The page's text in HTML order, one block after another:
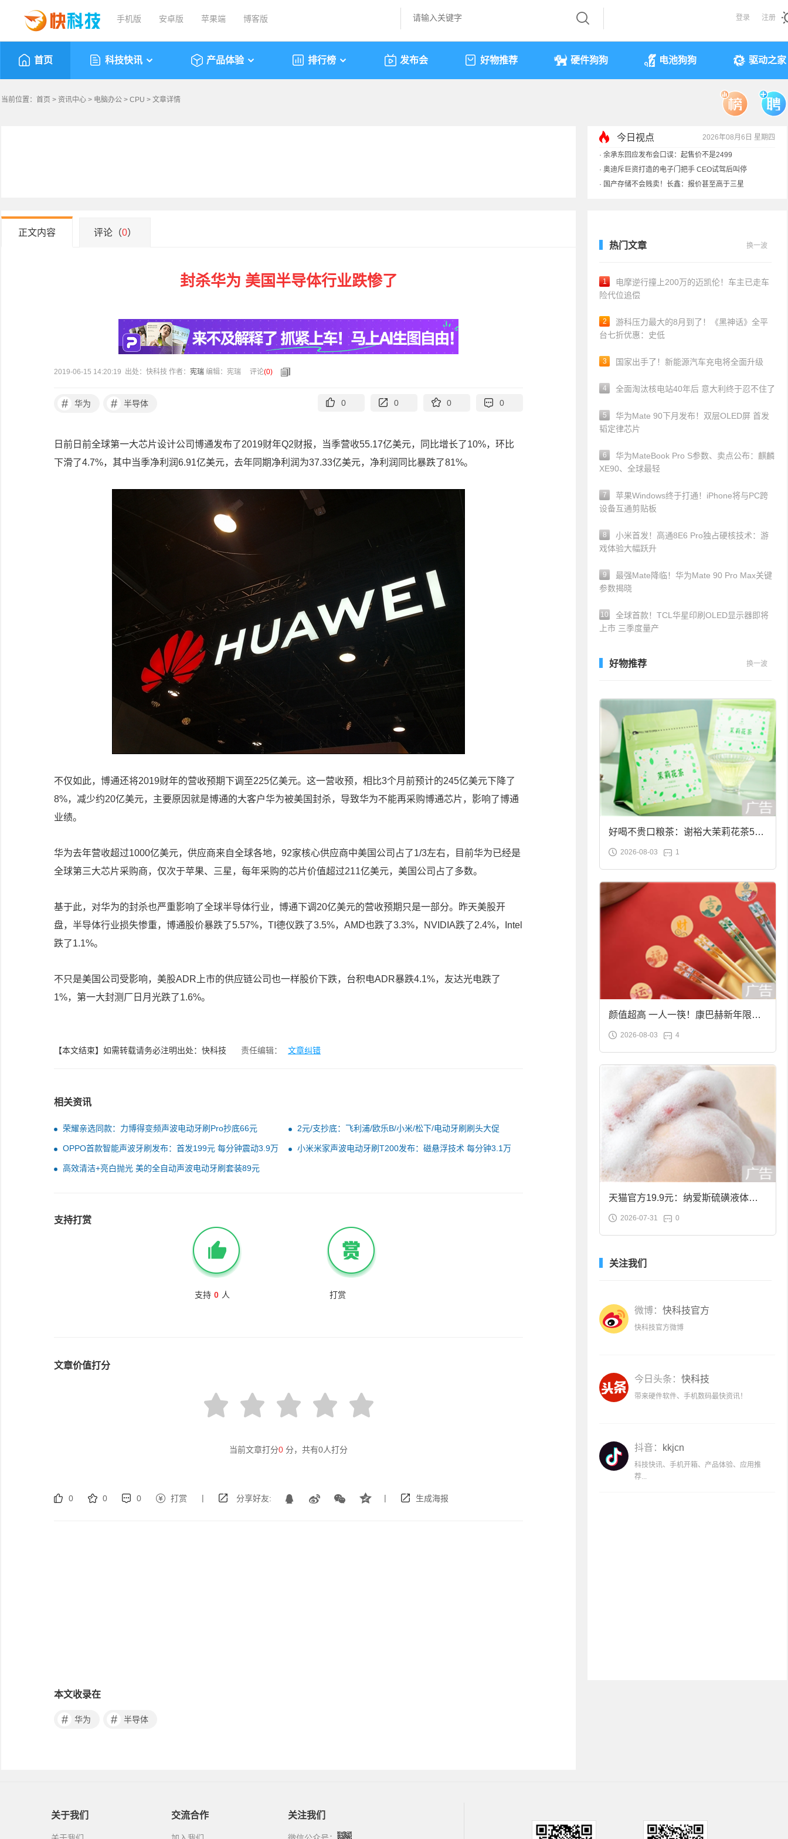
手机版 安卓版 苹果端 博客版 登录 注册
首页 科技快讯 产品体验 排行榜 发布会 好物推荐 硬件狗狗 电池狗狗 驱动之家
当前位置： 首页 > 资讯中心 > 电脑办公 > CPU > 文章详情
今日视点 2026年08月6日 星期四
· 余承东回应发布会口误：起售价不是2499
· 奥迪斥巨资打造的电子门把手 CEO试驾后叫停
· 国产存储不会贱卖！长鑫：报价甚至高于三星
正文内容 评论（0）
封杀华为 美国半导体行业跌惨了
2019-06-15 14:20:19 出处：快科技 作者： 宪瑞 编辑：宪瑞 评论(0)
# 华为 # 半导体 0 0 0 0
日前日前全球第一大芯片设计公司博通发布了2019财年Q2财报，当季营收55.17亿美元，同比增长了10%，环比
下滑了4.7%，其中当季净利润6.91亿美元，去年同期净利润为37.33亿美元，净利润同比暴跌了81%。
不仅如此，博通还将2019财年的营收预期下调至225亿美元。这一营收预，相比3个月前预计的245亿美元下降了
8%，减少约20亿美元，主要原因就是博通的大客户华为被美国封杀，导致华为不能再采购博通芯片，影响了博通
业绩。
华为去年营收超过1000亿美元，供应商来自全球各地， 92家核心供应商中美国公司占了1/3左右，目前华为已经是
全球第三大芯片采购商，仅次于苹果、三星，每年采购的芯片价值超过211亿美元，美国公司占了多数。
基于此，对华为的封杀也严重影响了全球半导体行业，博通下调 20亿美元的营收预期只是一部分。昨天美股开
盘，半导体行业损失惨重，博通股价暴跌了5.57%， TI 德仪跌了3.5%， AMD也跌了3.3%， NVIDIA跌了2.4%，
Intel
跌了1.1%。
不只是美国公司受影响，美股ADR 上市的供应链公司也一样股价下跌，台积电ADR暴跌4.1%，友达光电跌了
1%，第一大封测厂日月光跌了1.6%。
【本文结束】如需转载请务必注明出处：快科技 责任编辑： 文章纠错
相关资讯
荣耀亲选同款：力博得变频声波电动牙刷Pro抄底66元 2元/支抄底：飞利浦/欧乐B/小米/松下/电动牙刷刷头大促
OPPO首款智能声波牙刷发布：首发199元 每分钟震动3.9万
小米米家声波电动牙刷T200发布：磁悬浮技术 每分钟3.1万
高效清洁+亮白抛光 美的全自动声波电动牙刷套装89元
支持打赏
支持 0 人 打赏
文章价值打分
当前文章打分0 分，共有0人打分
0 0 0 打赏 | 分享好友: | 生成海报
本文收录在
# 华为 # 半导体
热门文章 换一波
1
电摩逆行撞上200万的迈凯伦！车主已走车
险代位追偿
2
游科压力最大的8月到了！《黑神话》全平
台七折优惠：史低
3 国家出手了！新能源汽车充电将全面升级
4 全面淘汰核电站40年后 意大利终于忍不住了
5
华为Mate 90下月发布！双层OLED屏 首发
韬定律芯片
6
华为MateBook Pro S参数、卖点公布：麒麟
XE90、全球最轻
7
苹果Windows终于打通！iPhone将与PC跨
设备互通剪贴板
8
小米首发！高通8E6 Pro独占硬核技术：游
戏体验大幅跃升
9
最强Mate降临！华为Mate 90 Pro Max关键
参数揭晓
10
全球首款！TCL华星印刷OLED显示器即将
上市 三季度量产
好物推荐 换一波
好喝不贵口粮茶：谢裕大茉莉花茶50g
袋装9.9元到手
2026-08-03 1
颜值超高 一人一筷！康巴赫新年限定
合金筷子大促：19.9元
2026-08-03 4
天猫官方19.9元：纳爱斯硫磺液体香
皂2斤大促
2026-07-31 0
关注我们
微博： 快科技官方
快科技官方微博
今日头条： 快科技
带来硬件软件、手机数码最快资讯！
抖音： kkjcn
科技快讯、手机开箱、产品体验、应用推
荐...
关于我们 交流合作 关注我们